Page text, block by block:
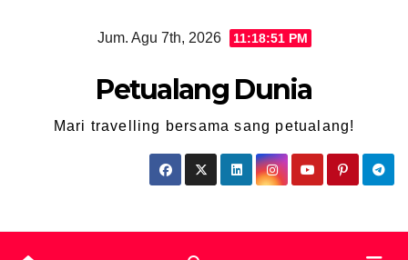
Jum. Agu 7th, 2026 11:18:51 PM
Petualang Dunia
Mari travelling bersama sang petualang!